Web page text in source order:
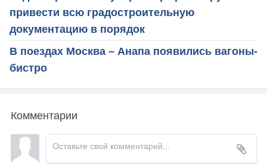
привести всю градостроительную
документацию в порядок
В поездах Москва – Анапа появились вагоны-
бистро
Комментарии